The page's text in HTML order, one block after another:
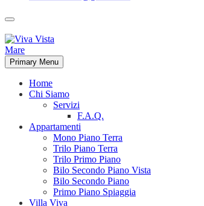
Primary Menu
Home
Chi Siamo
Servizi
F.A.Q.
Appartamenti
Mono Piano Terra
Trilo Piano Terra
Trilo Primo Piano
Bilo Secondo Piano Vista
Bilo Secondo Piano
Primo Piano Spiaggia
Villa Viva